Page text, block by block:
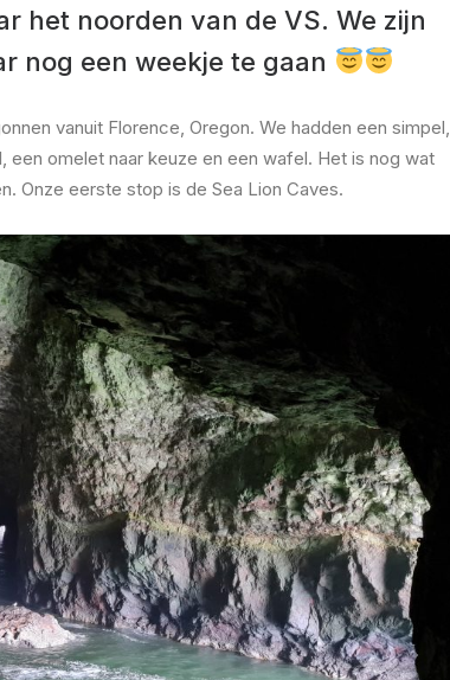
het noorden van de VS. We zijn
nog een weekje te gaan
vanuit Florence, Oregon. We hadden een simpel,
een omelet naar keuze en een wafel. Het is nog wat
Onze eerste stop is de Sea Lion Caves.